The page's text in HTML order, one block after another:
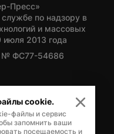
Пресс»
по надзору в
и массовых
2013 года
№ ФС77-54686
политики Ямало-
cookie.
файлы и сервис
запомнить ваши
посещаемость и